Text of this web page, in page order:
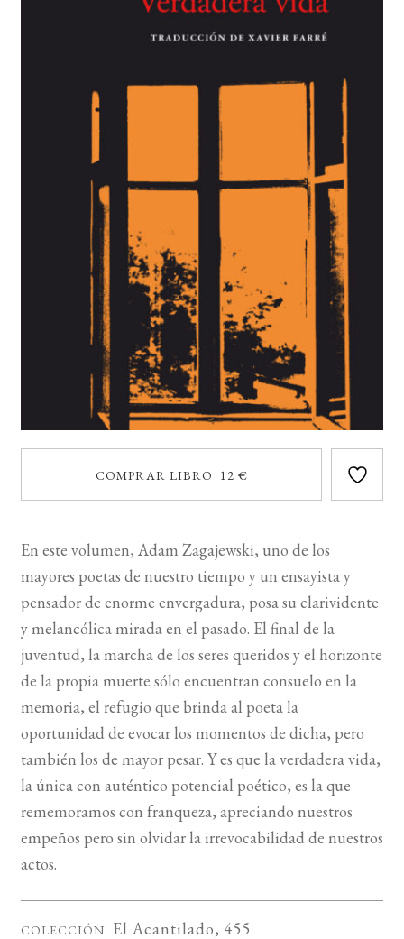
BUSCAR
LISTA DE LIBROS
COMPRAR LIBRO 12 €
En este volumen, Adam Zagajewski, uno de los
mayores poetas de nuestro tiempo y un ensayista y
pensador de enorme envergadura, posa su clarividente
y melancólica mirada en el pasado. El final de la
juventud, la marcha de los seres queridos y el horizonte
de la propia muerte sólo encuentran consuelo en la
memoria, el refugio que brinda al poeta la
oportunidad de evocar los momentos de dicha, pero
también los de mayor pesar. Y es que la verdadera vida,
la única con auténtico potencial poético, es la que
rememoramos con franqueza, apreciando nuestros
empeños pero sin olvidar la irrevocabilidad de nuestros
actos.
COLECCIÓN: El Acantilado, 455